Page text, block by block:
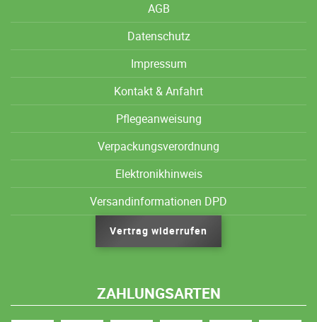
AGB
Datenschutz
Impressum
Kontakt & Anfahrt
Pflegeanweisung
Verpackungsverordnung
Elektronikhinweis
Versandinformationen DPD
Vertrag widerrufen
ZAHLUNGSARTEN